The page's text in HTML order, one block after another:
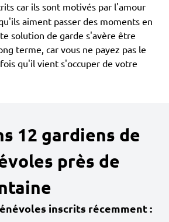
car ils sont motivés par l'amour
aiment passer des moments en
solution de garde s'avère être
terme, car vous ne payez pas le
qu'il vient s'occuper de votre
12 gardiens de
près de
inscrits récemment :